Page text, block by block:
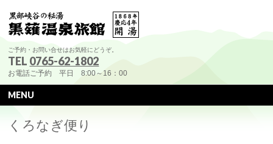
ご予約・お問い合せはお気軽にどうぞ。
TEL 0765-62-1802
お電話ご予約 平日 8:00～16：00
MENU
くろなぎ便り